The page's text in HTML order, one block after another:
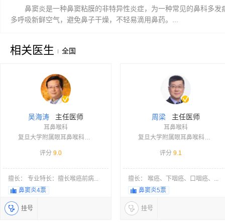
鼻窦炎是一种鼻窦粘膜的非特异性炎症，为一种常见的鼻科多
多呼吸新鲜空气，避免鼻子干燥，不轻易滴用鼻药。...
相关医生 全国
吴海涛 主任医师
耳鼻喉科
复旦大学附属眼耳鼻喉科医院
评分 9.0
擅长： 专业特长：擅长喉癌前病...
鼻窦炎4票
挂号
周梁 主任医师
耳鼻喉科
复旦大学附属眼耳鼻喉科医院
评分 9.1
擅长： 喉癌、下咽癌、口咽癌、...
鼻窦炎5票
挂号